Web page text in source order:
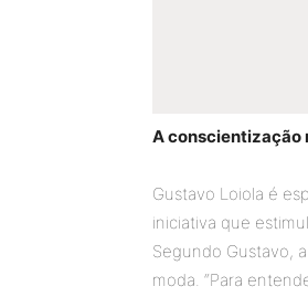
A conscientização
Gustavo Loiola é
iniciativa que
Segundo Gustavo,
moda. “Para